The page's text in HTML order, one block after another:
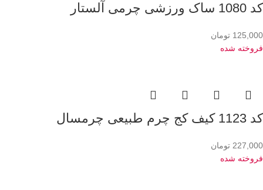
کد 1080 ساک ورزشی چرمی آلستار
125,000 تومان
فروخته شده
کد 1123 کیف کج چرم طبیعی چرمسال
227,000 تومان
فروخته شده